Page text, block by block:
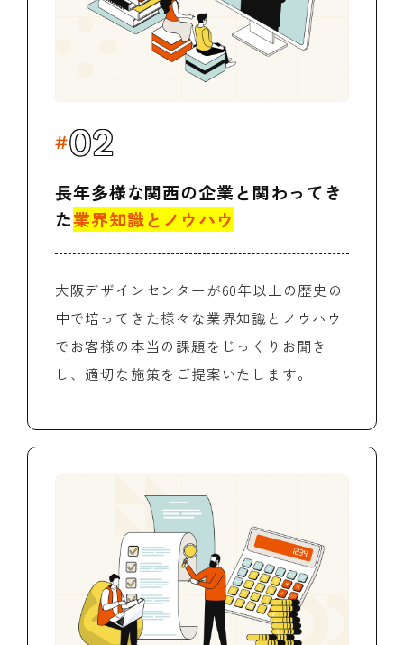
02
長年多様な関西の企業と関わってき
た業界知識とノウハウ
大阪デザインセンターが60年以上の歴史の
中で培ってきた様々な業界知識とノウハウ
でお客様の本当の課題をじっくりお聞き
し、適切な施策をご提案いたします。